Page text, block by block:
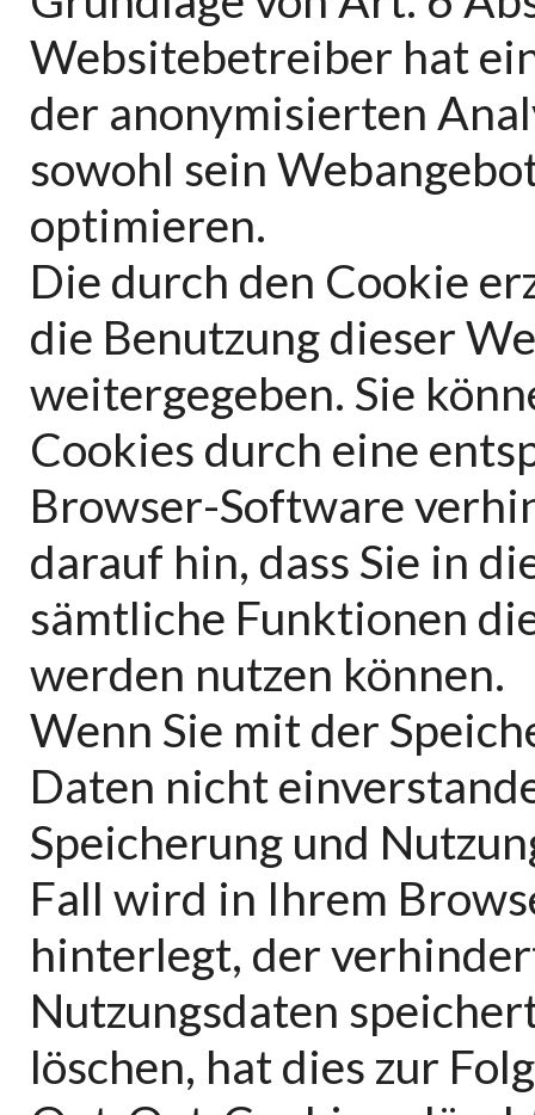
Websitebetreiber hat
der anonymisierten
sowohl sein
optimieren.
Die durch den Cookie
die Benutzung dieser
weitergegeben. Sie
Cookies durch eine
Browser-Software
darauf hin, dass Sie in
sämtliche Funktionen
werden nutzen können.
Wenn Sie mit der
Daten nicht
Speicherung und
Fall wird in Ihrem
hinterlegt, der
Nutzungsdaten
löschen, hat dies zur